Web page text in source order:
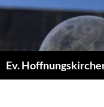
Zum
Ev.